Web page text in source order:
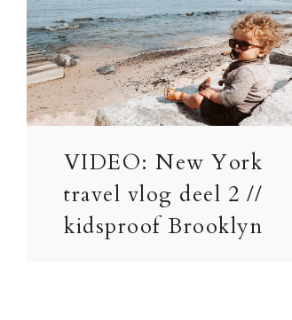
VIDEO: New York
travel vlog deel 2 //
kidsproof Brooklyn